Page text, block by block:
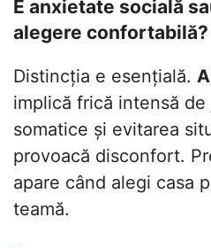
E anxietate socială
alegere confortabilă?
Distincția e esențială.
implică frică intensă
somatice și evitarea
provoacă disconfort.
apare când alegi casa
teamă.